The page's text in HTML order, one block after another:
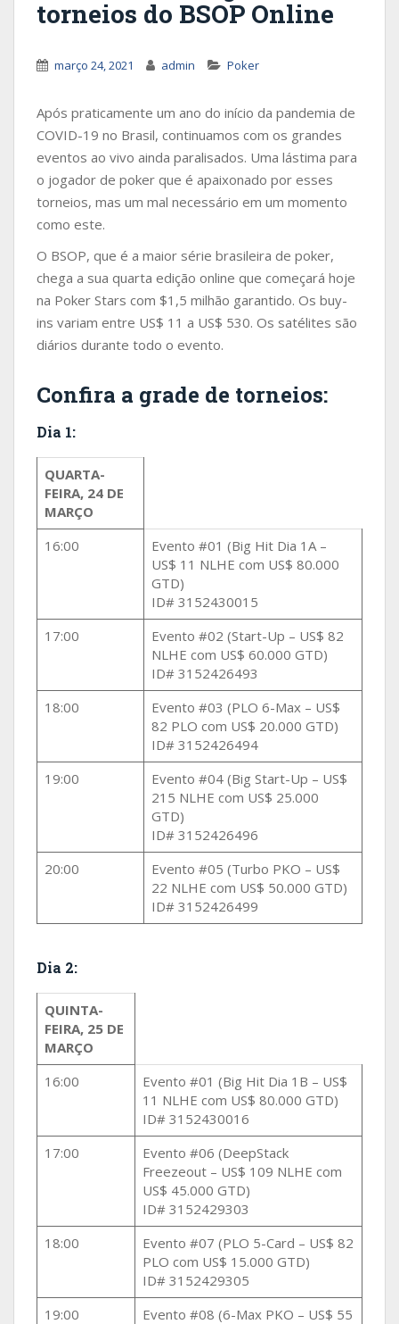
torneios do BSOP Online
março 24, 2021 admin Poker
Após praticamente um ano do início da pandemia de
COVID-19 no Brasil, continuamos com os grandes
eventos ao vivo ainda paralisados. Uma lástima para
o jogador de poker que é apaixonado por esses
torneios, mas um mal necessário em um momento
como este.
O BSOP, que é a maior série brasileira de poker,
chega a sua quarta edição online que começará hoje
na Poker Stars com $1,5 milhão garantido. Os buy-
ins variam entre US$ 11 a US$ 530. Os satélites são
diários durante todo o evento.
Confira a grade de torneios:
Dia 1:
QUARTA-
FEIRA, 24 DE
MARÇO
16:00
Evento #01 (Big Hit Dia 1A –
US$ 11 NLHE com US$ 80.000
GTD)
ID# 3152430015
17:00
Evento #02 (Start-Up – US$ 82
NLHE com US$ 60.000 GTD)
ID# 3152426493
18:00
Evento #03 (PLO 6-Max – US$
82 PLO com US$ 20.000 GTD)
ID# 3152426494
19:00
Evento #04 (Big Start-Up – US$
215 NLHE com US$ 25.000
GTD)
ID# 3152426496
20:00
Evento #05 (Turbo PKO – US$
22 NLHE com US$ 50.000 GTD)
ID# 3152426499
Dia 2:
QUINTA-
FEIRA, 25 DE
MARÇO
16:00
Evento #01 (Big Hit Dia 1B – US$
11 NLHE com US$ 80.000 GTD)
ID# 3152430016
17:00
Evento #06 (DeepStack
Freezeout – US$ 109 NLHE com
US$ 45.000 GTD)
ID# 3152429303
18:00
Evento #07 (PLO 5-Card – US$ 82
PLO com US$ 15.000 GTD)
ID# 3152429305
19:00
Evento #08 (6-Max PKO – US$ 55